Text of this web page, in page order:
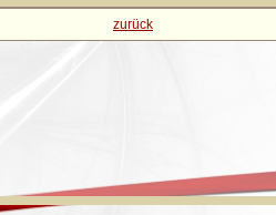
zurück